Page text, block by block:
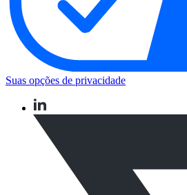
Suas opções de privacidade